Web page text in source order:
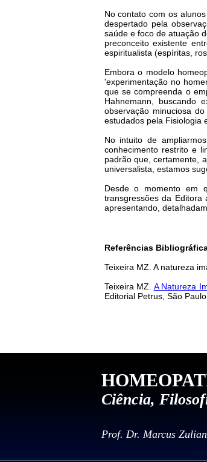
No contato com os
despertado pela
saúde e foco de atuação
preconceito existente
espiritualista (espíritas,
Embora o modelo
'experimentação no
que se compreenda o
Hahnemann, buscando
observação minuciosa
estudados pela Fisiologia
No intuito de
conhecimento restrito e
padrão que, certamente,
universalista, estamos
Desde o momento em
transgressões da
apresentando,
Referências
Teixeira MZ. A natureza
Teixeira MZ. A Natureza
Editorial Petrus, São
Ciência,
Prof. Dr. Marcus